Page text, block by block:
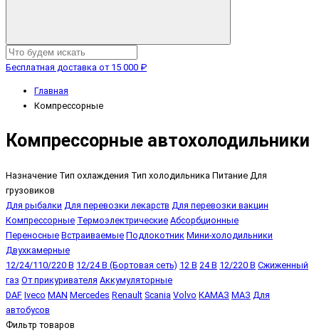
Бесплатная доставка от 15 000 ₽
Главная
Компрессорные
Компрессорные автохолодильники
Назначение Тип охлаждения Тип холодильника Питание Для
грузовиков
Для рыбалки Для перевозки лекарств Для перевозки вакцин
Компрессорные Термоэлектрические Абсорбционные
Переносные Встраиваемые Подлокотник Мини-холодильники
Двухкамерные
12/24/110/220 В 12/24 В (Бортовая сеть) 12 В 24 В 12/220 В Сжиженный
газ От прикуривателя Аккумуляторные
DAF Iveco MAN Mercedes Renault Scania Volvo КАМАЗ МАЗ Для
автобусов
Фильтр товаров